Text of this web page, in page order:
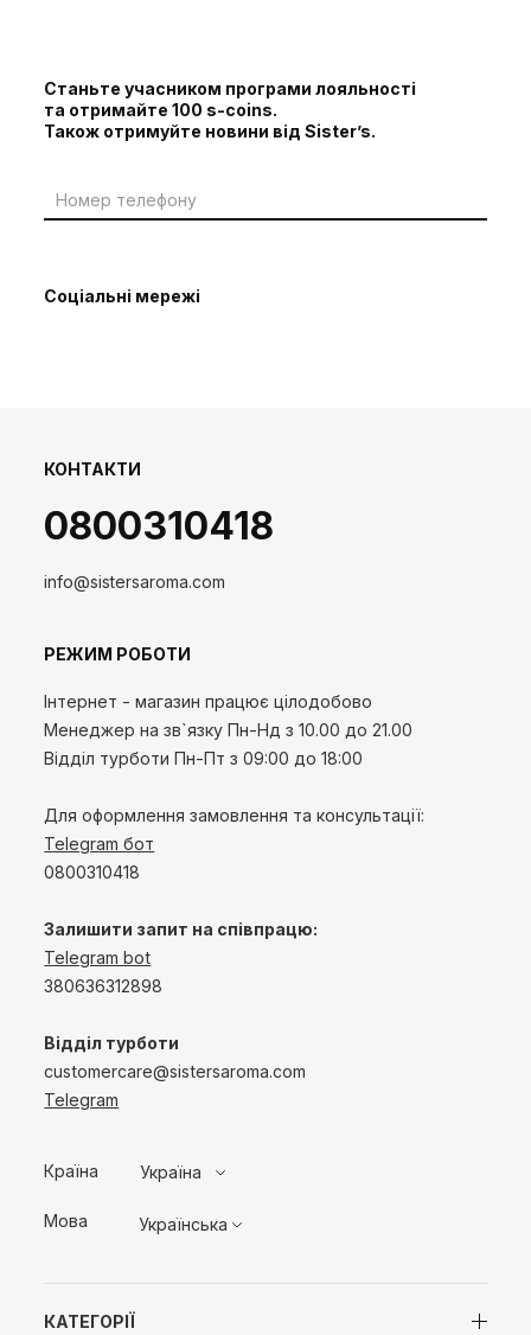
Станьте учасником програми лояльності
та отримайте 100 s-coins.
Також отримуйте новини від Sister’s.
Соціальні мережі
КОНТАКТИ
0800310418
info@sistersaroma.com
РЕЖИМ РОБОТИ
Інтернет - магазин працює цілодобово
Менеджер на зв`язкуПн-Нд з 10.00 до 21.00
Відділ турботи Пн-Пт з 09:00 до 18:00
Для оформлення замовлення та консультації:
Telegram бот
0800310418
Залишити запит на співпрацю:
Telegram bot
380636312898
Відділ турботи
customercare@sistersaroma.com
Telegram
КАТЕГОРІЇ
Країна Україна
Мова Українська